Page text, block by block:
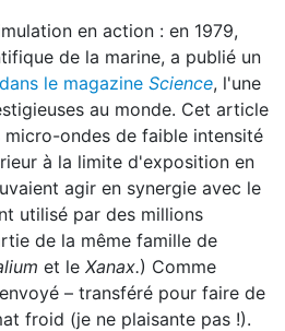
en action : en 1979,
de la marine, a publié un
le magazine Science, l'une
au monde. Cet article
ondes de faible intensité
à la limite d'exposition en
agir en synergie avec le
utilisé par des millions
de la même famille de
et le Xanax.) Comme
– transféré pour faire de
froid (je ne plaisante pas !).